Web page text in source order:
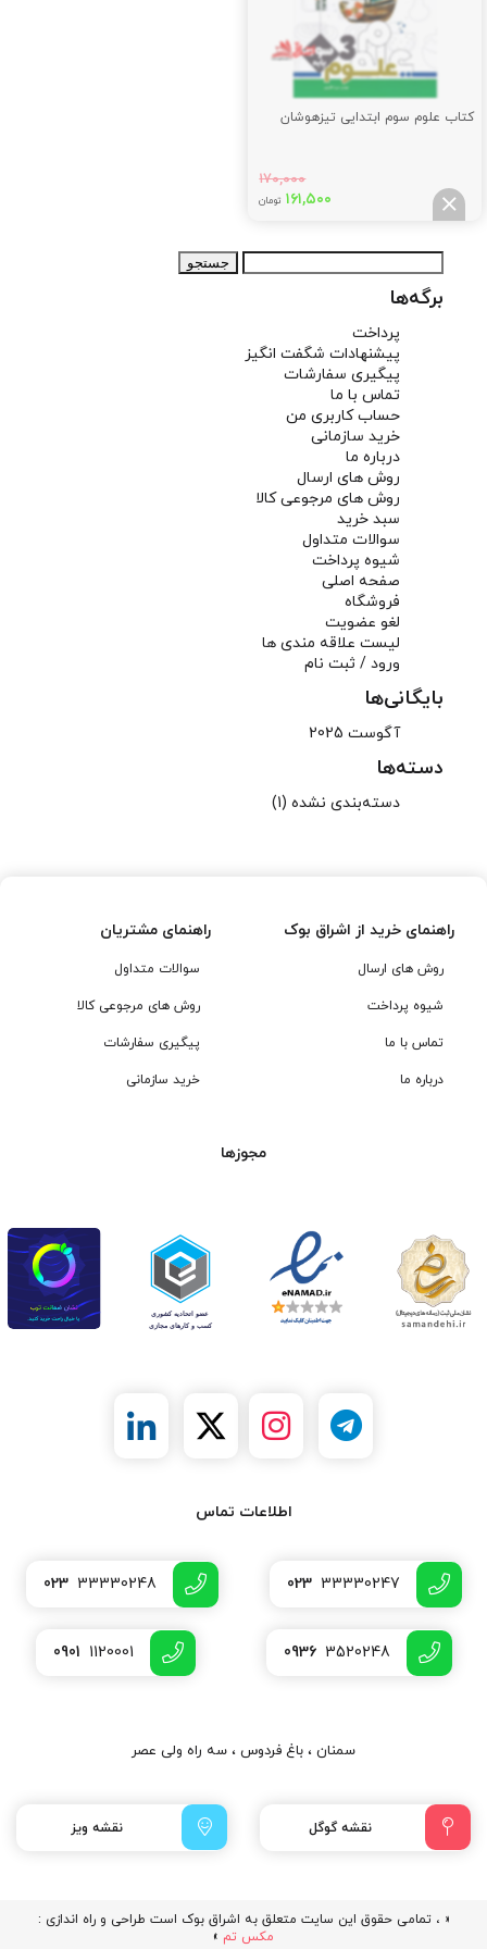
کتاب علوم سوم ابتدایی تیزهوشان
۱۷۰,۰۰۰
قیمت
تومان
بود.
۱۶۱,۵۰۰ تومانقیمت
تومان.
جستجو
برای:
برگه‌ها
پرداخت
پیشنهادات شگفت انگیز
پیگیری سفارشات
تماس با ما
حساب کاربری من
خرید سازمانی
درباره ما
روش های ارسال
روش های مرجوعی کالا
سبد خرید
سوالات متداول
شیوه پرداخت
صفحه اصلی
فروشگاه
لغو عضویت
لیست علاقه مندی ها
ورود / ثبت نام
بایگانی‌ها
آگوست 2025
دسته‌ها
دسته‌بندی نشده (1)
راهنمای خرید از اشراق بوک
روش های ارسال
شیوه پرداخت
تماس با ما
درباره ما
راهنمای مشتریان
سوالات متداول
روش های مرجوعی کالا
پیگیری سفارشات
خرید سازمانی
مجوزها
اطلاعات تماس
023 33330247
023 33330248
0936 3520248
0901 1120001
سمنان ، باغ فردوس ، سه راه ولی عصر
نقشه گوگل نقشه ویز
« ، تمامی حقوق این سایت متعلق به اشراق بوک است طراحی و راه اندازی :
مکس تم »